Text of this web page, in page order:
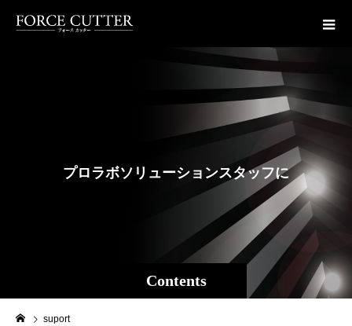
Contents
ロラ ボソリ ュ ーショ ン スタッフ による
suport